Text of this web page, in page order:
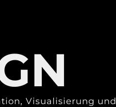
Visualisierung und